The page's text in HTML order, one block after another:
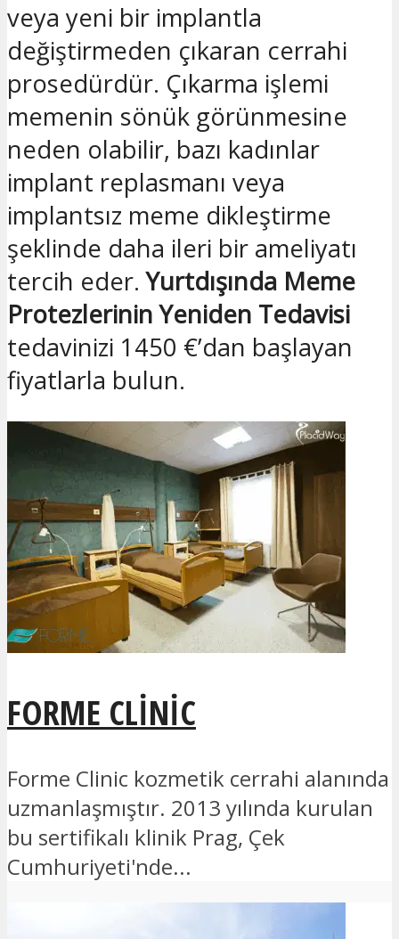
veya yeni bir implantla
değiştirmeden çıkaran cerrahi
prosedürdür. Çıkarma işlemi
memenin sönük görünmesine
neden olabilir, bazı kadınlar
implant replasmanı veya
implantsız meme dikleştirme
şeklinde daha ileri bir ameliyatı
tercih eder.Yurtdışında Meme
Protezlerinin Yeniden Tedavisi
tedavinizi 1450 €’dan başlayan
fiyatlarla bulun.
FORME CLINIC
Forme Clinic kozmetik cerrahi alanında
uzmanlaşmıştır. 2013 yılında kurulan
bu sertifikalı klinik Prag, Çek
Cumhuriyeti'nde...